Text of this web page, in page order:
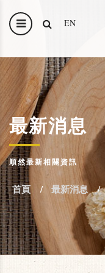
EN
最新消息
順然最新相關資訊
首頁 最新消息